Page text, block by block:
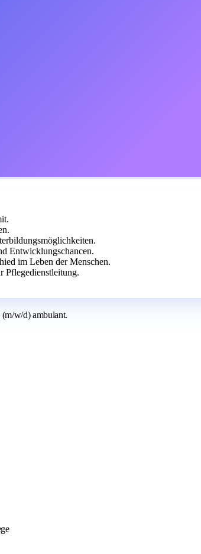
Entwicklungschancen.
im Leben der Menschen.
Pflegedienstleitung.
(m/w/d) ambulant.